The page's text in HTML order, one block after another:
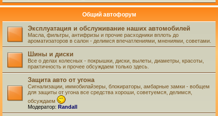
Общий автофорум
Эксплуатация и обслуживание наших автомобилей
Масла, фильтры, антифризы и прочие расходники вплоть до
ароматизаторов в салон - делимся впечатлениями, мнениями, советами.
Шины и диски
Все о делах колесных - покрышки, диски, вылеты, диаметры, красоты,
практичность и прочее обсуждаем только здесь.
Защита авто от угона
Сигнализации, иммобилайзеры, блокираторы, амбарные замки - вобщем
для защиты от угона все средства хороши, советуемся, делимся,
обсуждаем
Модератор: Randall